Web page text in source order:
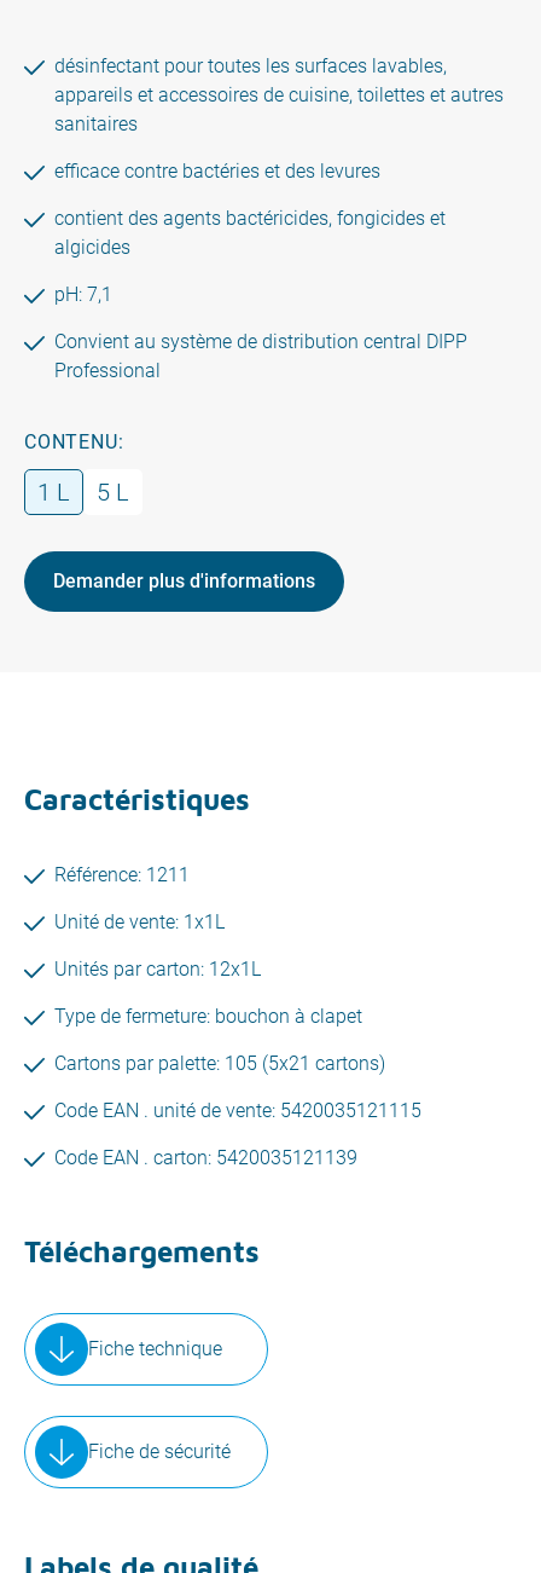
désinfectant pour toutes les surfaces lavables,
appareils et accessoires de cuisine, toilettes et autres
sanitaires
efficace contre bactéries et des levures
contient des agents bactéricides, fongicides et
algicides
pH: 7,1
Convient au système de distribution central DIPP
Professional
CONTENU:
1 L 5 L
Demander plus d'informations
Caractéristiques
Référence: 1211
Unité de vente: 1x1L
Unités par carton: 12x1L
Type de fermeture: bouchon à clapet
Cartons par palette: 105 (5x21 cartons)
Code EAN . unité de vente: 5420035121115
Code EAN . carton: 5420035121139
Téléchargements
Fiche technique
Fiche de sécurité